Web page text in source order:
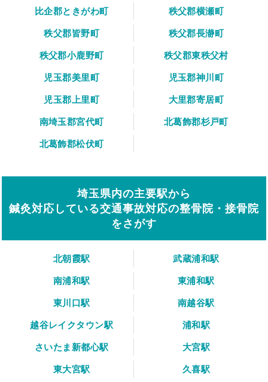
比企郡ときがわ町
秩父郡横瀬町
秩父郡皆野町
秩父郡長瀞町
秩父郡小鹿野町
秩父郡東秩父村
児玉郡美里町
児玉郡神川町
児玉郡上里町
大里郡寄居町
南埼玉郡宮代町
北葛飾郡杉戸町
北葛飾郡松伏町
埼玉県内の主要駅から
鍼灸対応している交通事故対応の整骨院・接骨院
をさがす
北朝霞駅
武蔵浦和駅
南浦和駅
東浦和駅
東川口駅
南越谷駅
越谷レイクタウン駅
浦和駅
さいたま新都心駅
大宮駅
東大宮駅
久喜駅